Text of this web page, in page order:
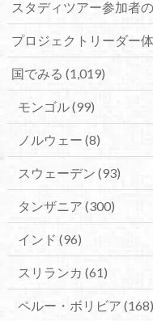
スタディツアー参加者
プロジェクトリーダー
国でみる (1,019)
モンゴル(99)
ノルウェー (8)
スウェーデン (93)
タンザニア (300)
インド (96)
スリランカ (61)
ペルー・ボリビア (168)